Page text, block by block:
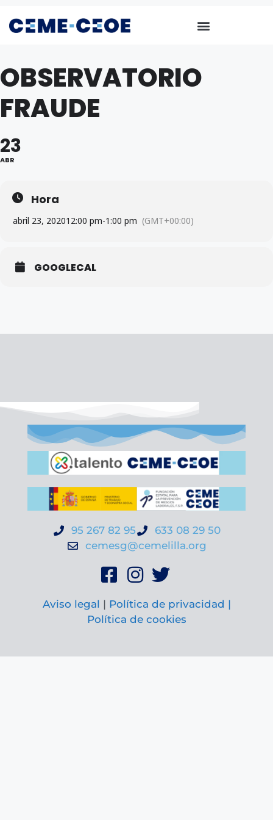
OBSERVATORIO
FRAUDE
23
ABR
Hora
abril 23, 202012:00 pm-1:00 pm (GMT+00:00)
GOOGLECAL
95 267 82 95
633 08 29 50
cemesg@cemelilla.org
Aviso legal | Política de privacidad |
Política de cookies